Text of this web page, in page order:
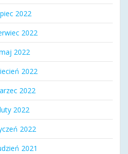
2022
2022
2022
2022
2022
luty 2022
2022
2021